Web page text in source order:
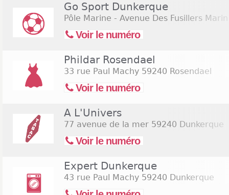
Go Sport Dunkerque
Pôle Marine - Avenue Des Fusillers Marin
Voir le numéro
Phildar Rosendael
33 rue Paul Machy 59240 Rosendael
Voir le numéro
A L'Univers
77 avenue de la mer 59240 Dunkerque
Voir le numéro
Expert Dunkerque
43 rue Paul Machy 59240 Dunkerque